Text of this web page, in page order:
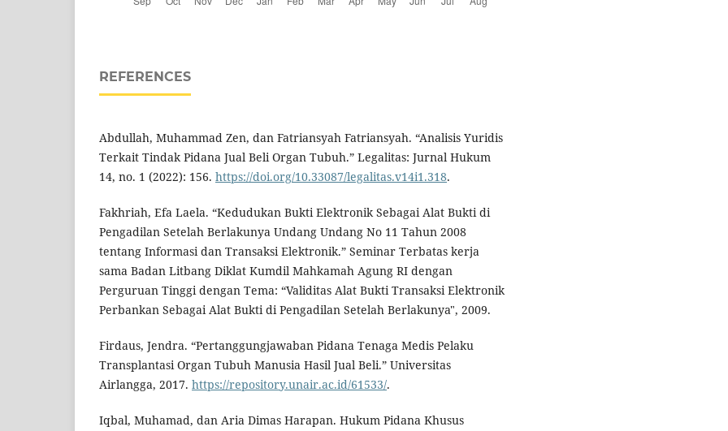
REFERENCES
Abdullah, Muhammad Zen, dan Fatriansyah Fatriansyah. “Analisis Yuridis
Terkait Tindak Pidana Jual Beli Organ Tubuh.” Legalitas: Jurnal Hukum
14, no. 1 (2022): 156. https://doi.org/10.33087/legalitas.v14i1.318.
Fakhriah, Efa Laela. “Kedudukan Bukti Elektronik Sebagai Alat Bukti di
Pengadilan Setelah Berlakunya Undang Undang No 11 Tahun 2008
tentang Informasi dan Transaksi Elektronik.” Seminar Terbatas kerja
sama Badan Litbang Diklat Kumdil Mahkamah Agung RI dengan
Perguruan Tinggi dengan Tema: “Validitas Alat Bukti Transaksi Elektronik
Perbankan Sebagai Alat Bukti di Pengadilan Setelah Berlakunya", 2009.
Firdaus, Jendra. “Pertanggungjawaban Pidana Tenaga Medis Pelaku
Transplantasi Organ Tubuh Manusia Hasil Jual Beli.” Universitas
Airlangga, 2017. https://repository.unair.ac.id/61533/.
Iqbal, Muhamad, dan Aria Dimas Harapan. Hukum Pidana Khusus